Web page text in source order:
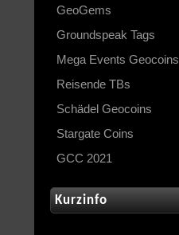
GeoGems
Groundspeak Tags
Mega Events Geocoins
Reisende TBs
Schädel Geocoins
Stargate Coins
GCC 2021
Kurzinfo